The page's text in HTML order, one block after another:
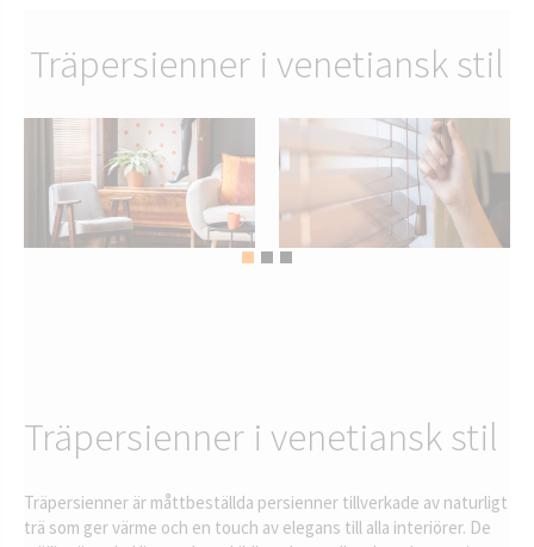
Träpersienner i venetiansk stil
Träpersienner i venetiansk stil
Träpersienner är måttbeställda persienner tillverkade av naturligt
trä som ger värme och en touch av elegans till alla interiörer. De